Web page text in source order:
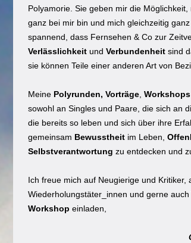
Polyamorie. Sie geben mir die
ganz bei mir bin und mich gleichzeitig
spannend, dass Fernsehen & Co zur
Verlässlichkeitund Verbundenheitsind
sie können Teile einer anderen Art von
Meine Polyrunden, Vorträge, Workshops
sowohl an Singles und Paare, die sich an
die bereits so leben und sich über ihre
gemeinsam Bewusstheitim Leben,
Selbstverantwortung zu entdecken und
Ich freue mich auf Neugierige und Kritiker,
Wiederholungstäter_innen und gerne
Workshop einladen,